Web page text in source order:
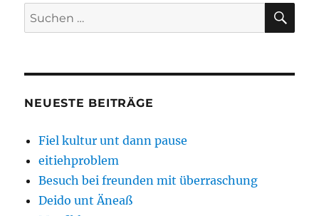
Suchen
nach:
NEUESTE BEITRÄGE
Fiel kultur unt dann pause
eitiehproblem
Besuch bei freunden mit überraschung
Deido unt Äneaß